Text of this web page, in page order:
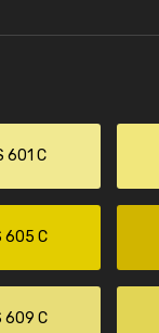
601 C
605 C
609 C